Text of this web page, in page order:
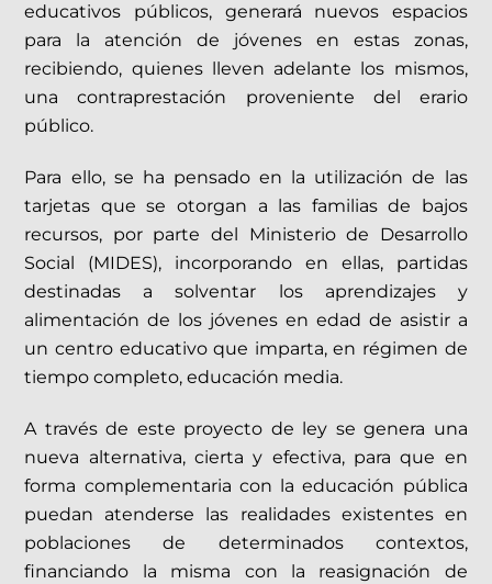
educativos públicos, generará nuevos espacios
para la atención de jóvenes en estas zonas,
recibiendo, quienes lleven adelante los mismos,
una contraprestación proveniente del erario
público.
Para ello, se ha pensado en la utilización de las
tarjetas que se otorgan a las familias de bajos
recursos, por parte del Ministerio de Desarrollo
Social (MIDES), incorporando en ellas, partidas
destinadas a solventar los aprendizajes y
alimentación de los jóvenes en edad de asistir a
un centro educativo que imparta, en régimen de
tiempo completo, educación media.
A través de este proyecto de ley se genera una
nueva alternativa, cierta y efectiva, para que en
forma complementaria con la educación pública
puedan atenderse las realidades existentes en
poblaciones de determinados contextos,
financiando la misma con la reasignación de